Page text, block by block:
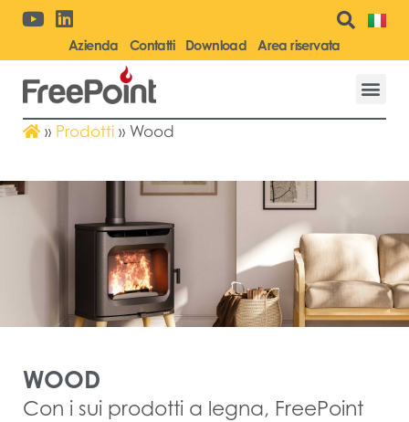
Azienda Contatti Download Area riservata
» Prodotti » Wood
WOOD
Con i sui prodotti a legna, FreePoint